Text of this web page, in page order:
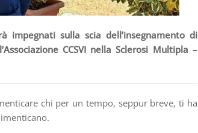
sulla scia dell’insegnamento di
CCSVI nella Sclerosi Multipla –
chi per un tempo, seppur breve, ti ha